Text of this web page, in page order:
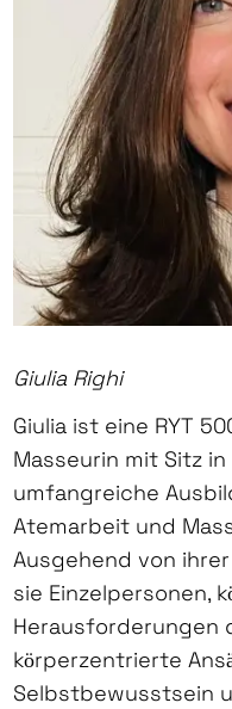
Giulia Righi
Giulia ist eine RYT
Masseurin mit Sitz
umfangreiche
Atemarbeit und
Ausgehend von
sie Einzelpersonen,
Herausforderungen
körperzentrierte
Selbstbewusstsein